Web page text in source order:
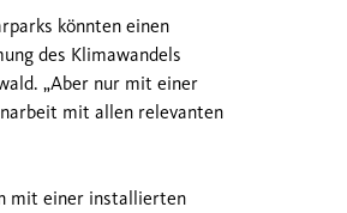
könnten einen
des Klimawandels
„Aber nur mit einer
mit allen relevanten
mit einer installierten